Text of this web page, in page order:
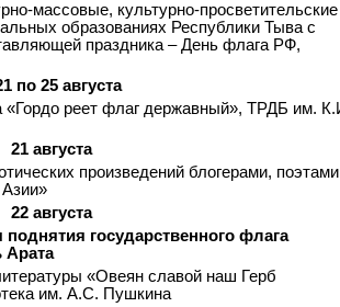
массовые, культурно-
образованиях Республики Тыва с
праздника – День флага РФ,
по 25 августа
«Гордо реет флаг державный», ТРДБ им.
21 августа
произведений блогерами,
22 августа
государственного флага
Арата
«Овеян славой наш Герб
им. А.С. Пушкина